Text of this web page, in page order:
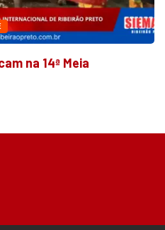
NOTÍCIAS HOME
Gari de Barrinha recebe